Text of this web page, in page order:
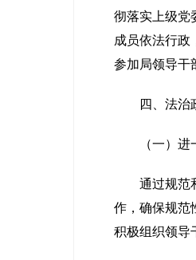
彻落实上级党
成员依法行政
参加局领导干
四、法治政
（一）进一
通过规范和
作，确保规范
积极组织领导